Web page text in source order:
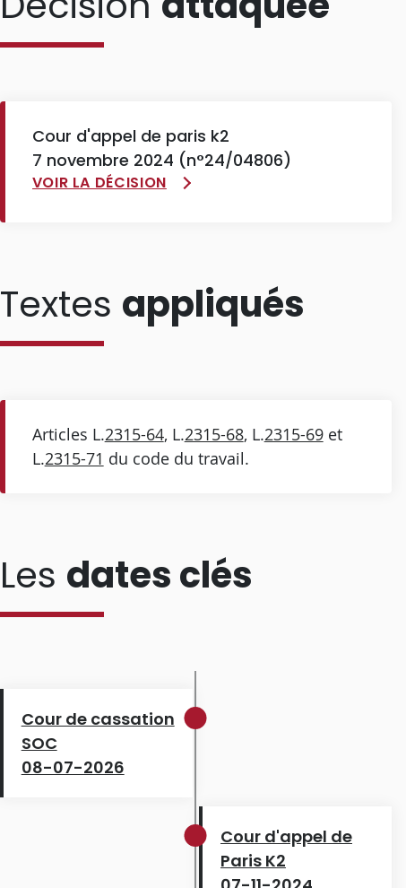
Cour d'appel de paris k2
7 novembre 2024 (n°24/04806)
VOIR LA DÉCISION
Textes appliqués
Articles L.2315-64, L.2315-68, L.2315-69et
L.2315-71 du code du travail.
Les dates clés
Cour de cassation
SOC
08-07-2026
Cour d'appel de
Paris K2